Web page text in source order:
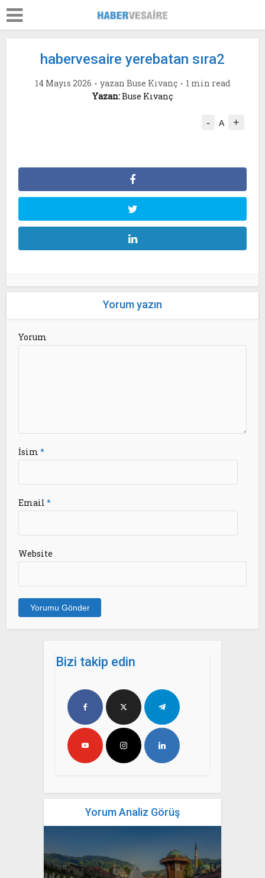
habervesaire yerebatan sıra2
14 Mayıs 2026 yazan Buse Kıvanç
1 min read
Yazan:Buse Kıvanç
- A +
Yorum yazın
Yorum
İsim*
Email*
Website
Bizi takip edin
Yorum Analiz Görüş